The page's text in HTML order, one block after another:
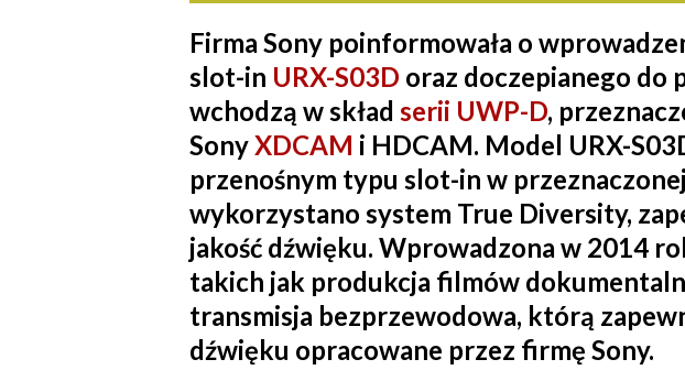
Firma Sony poinformowała o
slot-in URX-S03D oraz doczepianego do
wchodzą w skład serii UWP-D,
SonyXDCAM i HDCAM. Model URX-
przenośnym typu slot-in w
wykorzystano system True Diversity,
jakość dźwięku. Wprowadzona w 2014
takich jak produkcja filmów
transmisja bezprzewodowa, którą
dźwięku opracowane przez firmę Sony.